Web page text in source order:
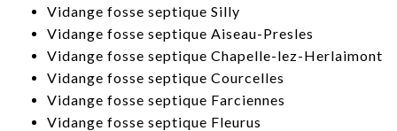
​Vidange fosse septique Silly
Vidange fosse septique Aiseau-Presles
Vidange fosse septique Chapelle-lez-Herlaimont
Vidange fosse septique Courcelles
​Vidange fosse septique Farciennes
​Vidange fosse septique Fleurus